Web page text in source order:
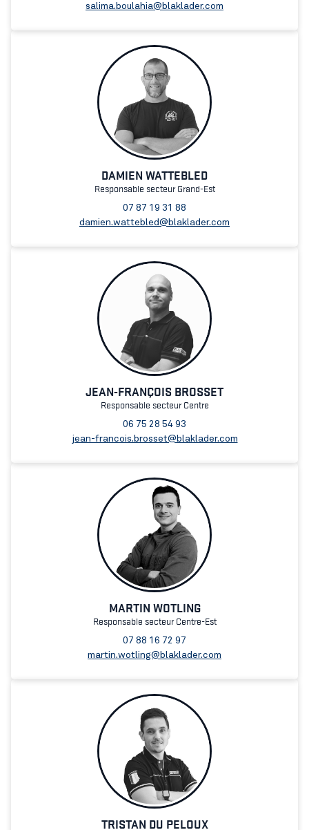
salima.boulahia@blaklader.com
DAMIEN WATTEBLED
Responsable secteur Grand-Est
07 87 19 31 88
damien.wattebled@blaklader.com
JEAN-FRANÇOIS BROSSET
Responsable secteur Centre
06 75 28 54 93
jean-francois.brosset@blaklader.com
MARTIN WOTLING
Responsable secteur Centre-Est
07 88 16 72 97
martin.wotling@blaklader.com
TRISTAN DU PELOUX